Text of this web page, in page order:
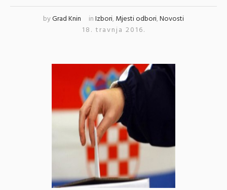
byGrad Knin inIzbori,Mjesti odbori,Novosti
18. travnja 2016.